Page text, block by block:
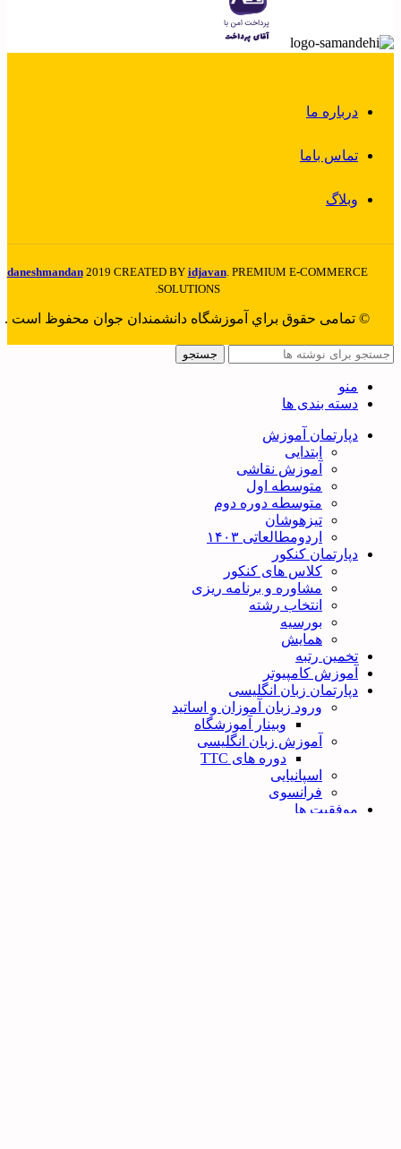
درباره ما
تماس باما
وبلاگ
daneshmandan 2019 CREATED BY idjavan. PREMIUM E-COMMERCE
SOLUTIONS.
© تمامی حقوق براي آموزشگاه دانشمندان جوان محفوظ است .
جستجو
منو
دسته بندی ها
دپارتمان آموزش
ابتدایی
آموزش نقاشی
متوسطه اول
متوسطه دوره دوم
تیزهوشان
اردومطالعاتی ۱۴۰۳
دپارتمان کنکور
کلاس های کنکور
مشاوره و برنامه ریزی
انتخاب رشته
بورسیه
همایش
تخمین رتبه
آموزش کامپیوتر
دپارتمان زبان انگلیسی
ورود زبان آموزان و اساتید
وبینار آموزشگاه
آموزش زبان انگلیسی
دوره های TTC
اسپانیایی
فرانسوی
موفقیت ها